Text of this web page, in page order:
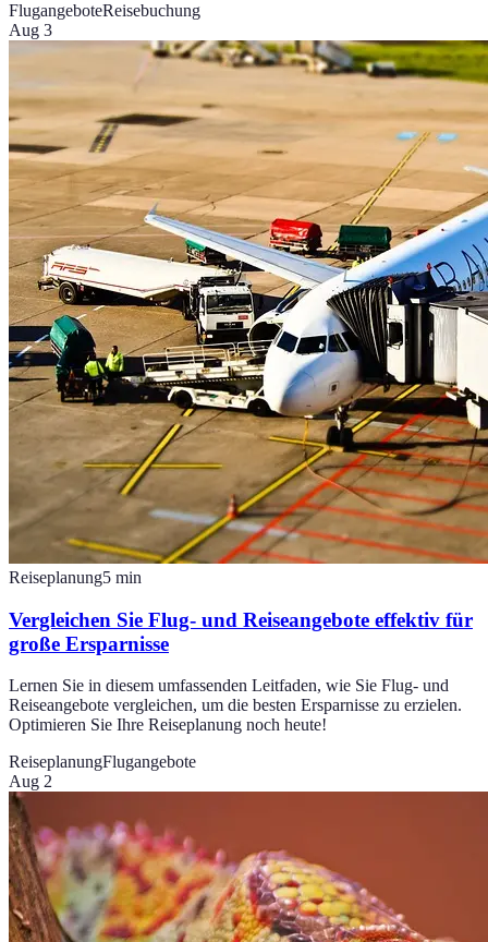
FlugangeboteReisebuchung
Aug 3
Reiseplanung5 min
Vergleichen Sie Flug- und Reiseangebote effektiv für
große Ersparnisse
Lernen Sie in diesem umfassenden Leitfaden, wie Sie Flug- und
Reiseangebote vergleichen, um die besten Ersparnisse zu erzielen.
Optimieren Sie Ihre Reiseplanung noch heute!
ReiseplanungFlugangebote
Aug 2